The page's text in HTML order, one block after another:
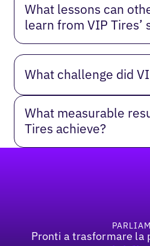
What lessons can
learn from VIP Tires’
What challenge did
What measurable
Tires achieve?
Pronti a trasformare la